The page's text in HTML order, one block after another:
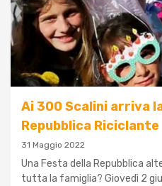
Ai 300 Scalini arriva
Repubblica Riciclante
31 Maggio 2022
Una Festa della Repubblica
tutta la famiglia? Giovedì 2